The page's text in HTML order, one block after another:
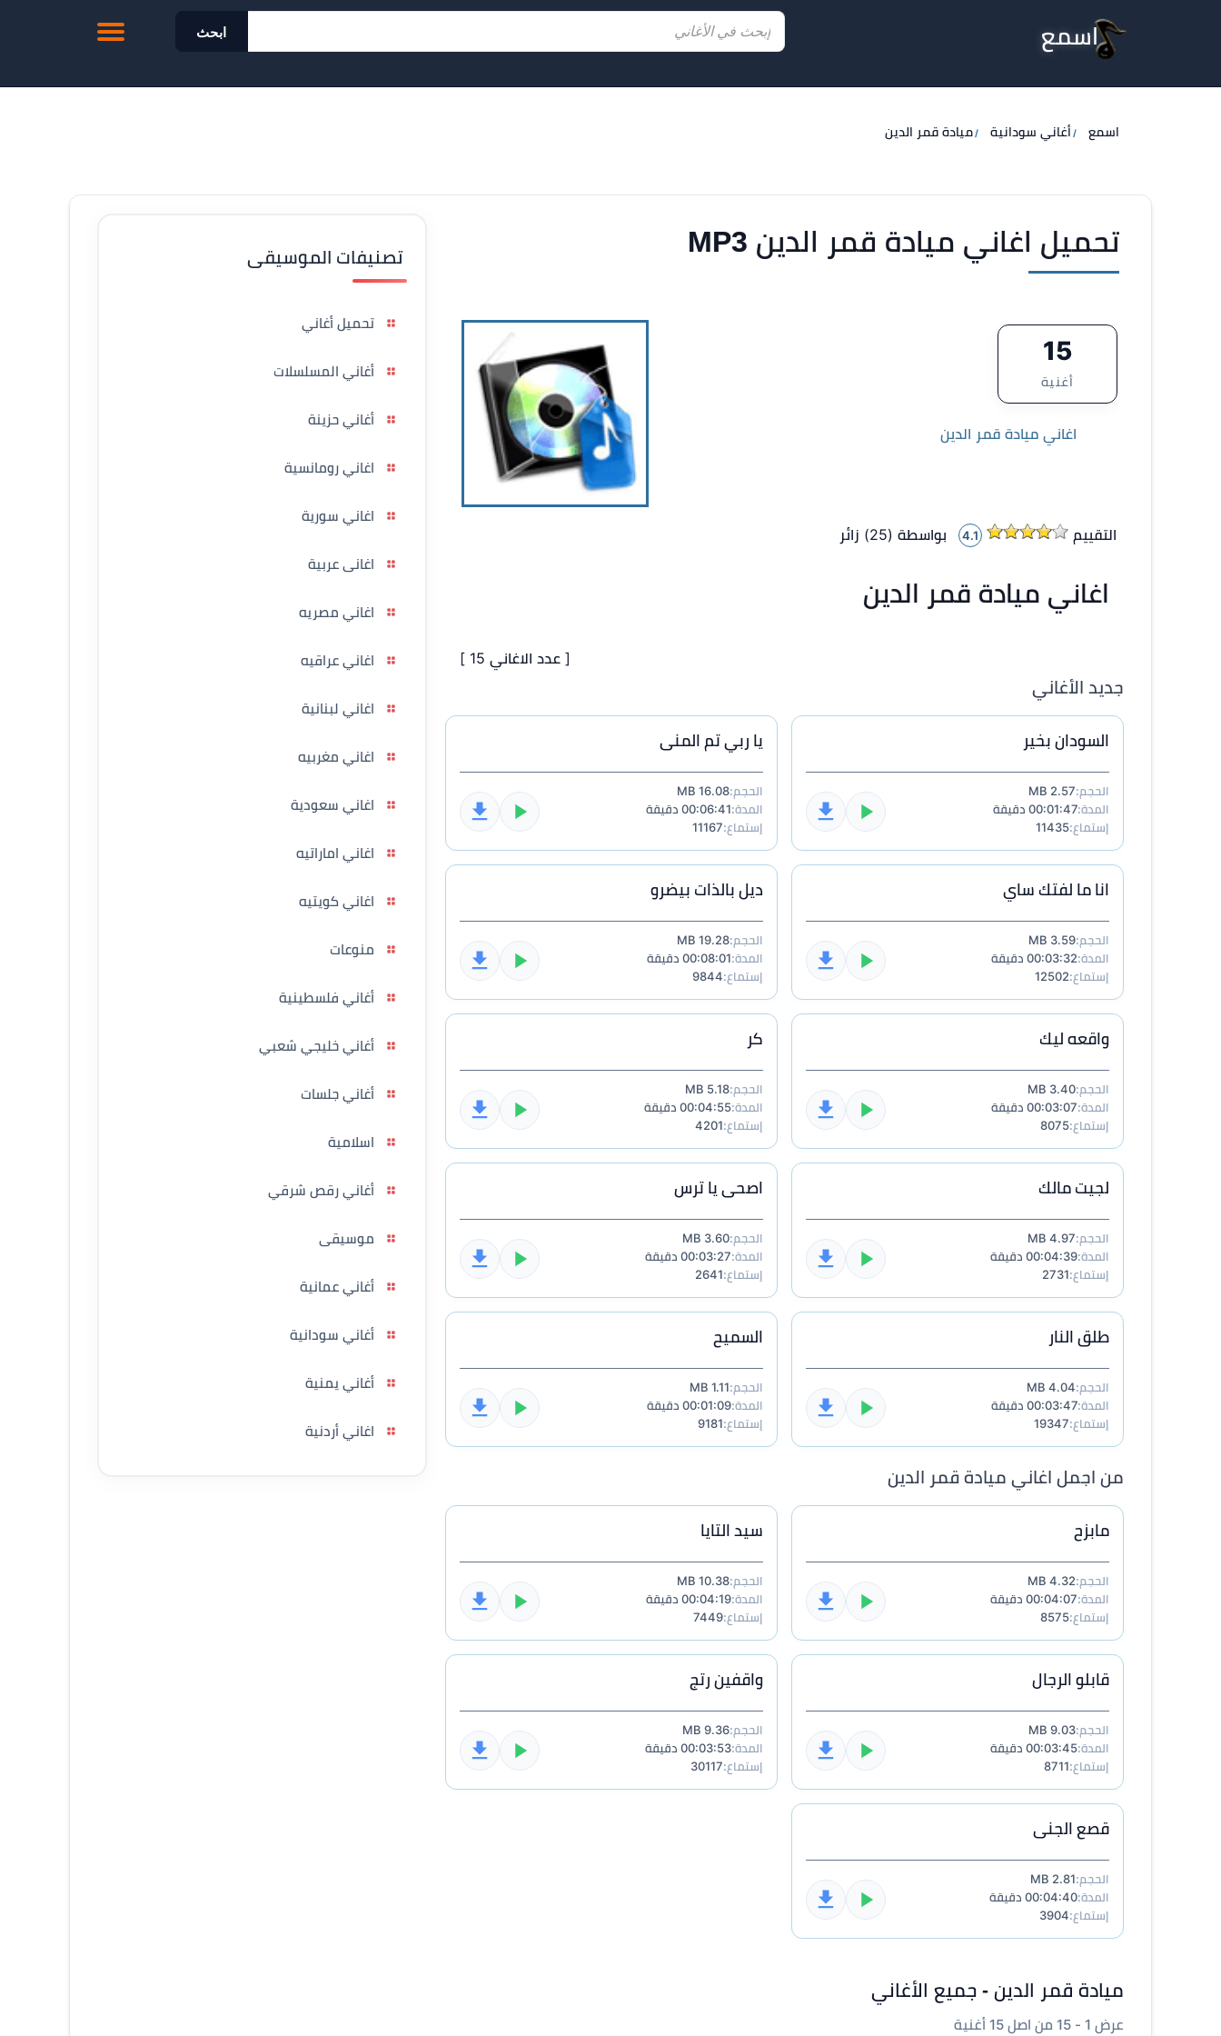
اسمع ابحث
اسمع أغاني سودانية ميادة قمر الدين
تحميل اغاني ميادة قمر الدين MP3
15
أغنية
اغاني ميادة قمر الدين
التقييم 4.1 بواسطة (25
) زائر
اغاني ميادة قمر الدين
[ عدد الاغاني 15 ]
جديد الأغاني
السودان بخير
الحجم:2.57 MB
المدة:00:01:47 دقيقة
إستماع:11435
يا ربي تم المنى
الحجم:16.08 MB
المدة:00:06:41 دقيقة
إستماع:11167
انا ما لفتك ساي
الحجم:3.59 MB
المدة:00:03:32 دقيقة
إستماع:12502
ديل بالذات بيضرو
الحجم:19.28 MB
المدة:00:08:01 دقيقة
إستماع:9844
واقعه ليك
الحجم:3.40 MB
المدة:00:03:07 دقيقة
إستماع:8075
كر
الحجم:5.18 MB
المدة:00:04:55 دقيقة
إستماع:4201
لجيت مالك
الحجم:4.97 MB
المدة:00:04:39 دقيقة
إستماع:2731
اصحى يا ترس
الحجم:3.60 MB
المدة:00:03:27 دقيقة
إستماع:2641
طلق النار
الحجم:4.04 MB
المدة:00:03:47 دقيقة
إستماع:19347
السميح
الحجم:1.11 MB
المدة:00:01:09 دقيقة
إستماع:9181
من اجمل اغاني ميادة قمر الدين
مابزح
الحجم:4.32 MB
المدة:00:04:07 دقيقة
إستماع:8575
سيد التايا
الحجم:10.38 MB
المدة:00:04:19 دقيقة
إستماع:7449
قابلو الرجال
الحجم:9.03 MB
المدة:00:03:45 دقيقة
إستماع:8711
واقفين رتج
الحجم:9.36 MB
المدة:00:03:53 دقيقة
إستماع:30117
قصع الجنى
الحجم:2.81 MB
المدة:00:04:40 دقيقة
إستماع:3904
ميادة قمر الدين - جميع الأغاني
عرض 1 - 15 من اصل 15 أغنية
تصنيفات الموسيقى
تحميل أغاني
أغاني المسلسلات
أغاني حزينة
اغاني رومانسية
اغاني سورية
اغانى عربية
اغاني مصريه
اغاني عراقيه
اغاني لبنانية
اغاني مغربيه
اغاني سعودية
اغاني اماراتيه
اغاني كويتيه
منوعات
أغاني فلسطينية
أغاني خليجي شعبي
أغاني جلسات
اسلامية
أغاني رقص شرقي
موسيقى
أغاني عمانية
أغاني سودانية
أغاني يمنية
اغاني أردنية